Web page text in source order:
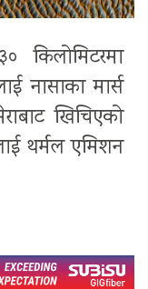
किलोमिटरमा
नासाका मार्स
खिचिएको
थर्मल एमिशन